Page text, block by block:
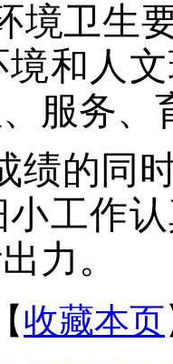
境卫生
和人
服务、
绩的同
工作
力。
【收藏本页